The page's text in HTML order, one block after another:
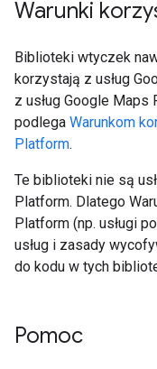
Warunki
Biblioteki wtyczek
korzystają z usług
z usług Google
podlega Warunkom
Platform.
Te biblioteki nie są
Platform. Dlatego
Platform (np. usługi
usług i zasady
do kodu w tych
Pomoc